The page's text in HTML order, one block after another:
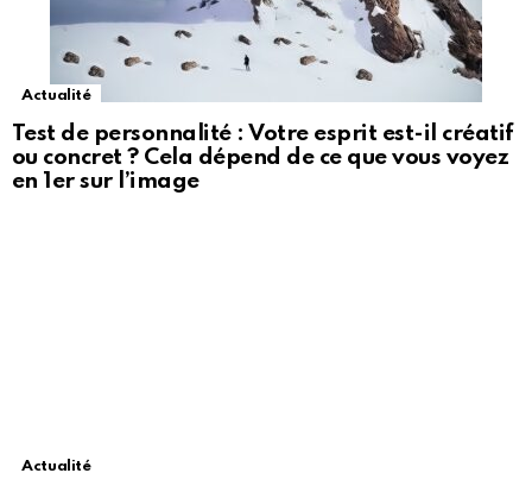
Actualité
Test de personnalité : Votre esprit est-il créatif
ou concret ? Cela dépend de ce que vous voyez
en 1er sur l’image
Actualité